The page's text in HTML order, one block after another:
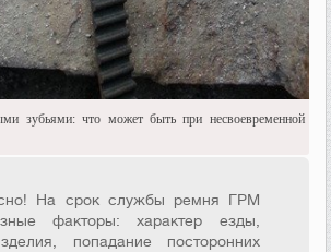
зубьями: что может быть при несвоевременной
На срок службы ремня ГРМ
факторы: характер езды,
попадание посторонних